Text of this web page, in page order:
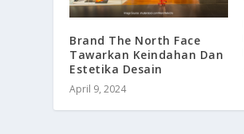
Brand The North Face
Tawarkan Keindahan Dan
Estetika Desain
April 9, 2024